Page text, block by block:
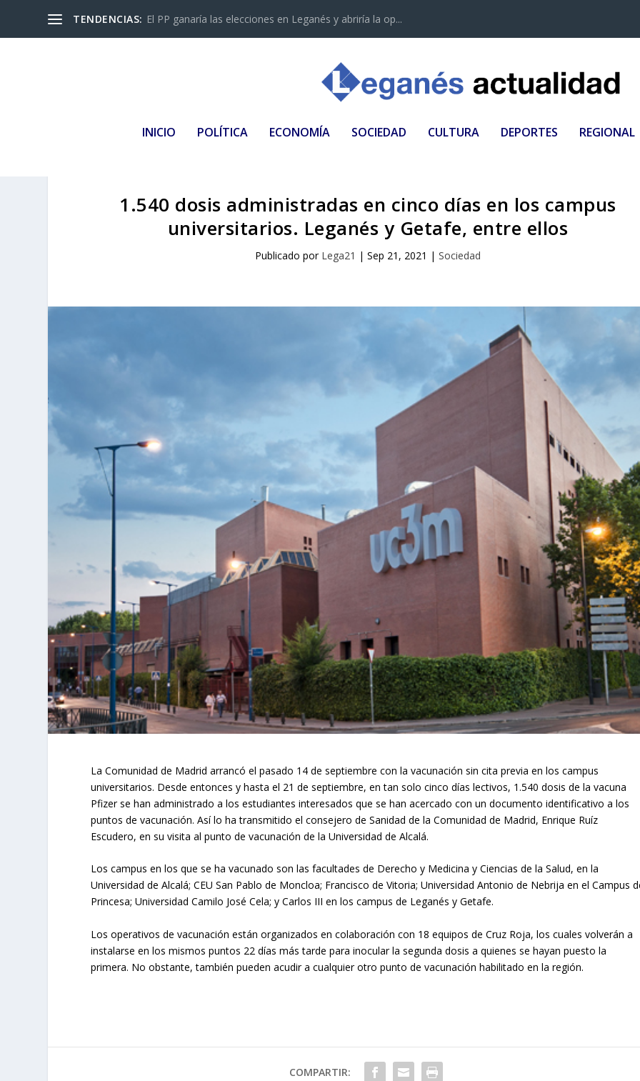
TENDENCIAS: El PP ganaría las elecciones en Leganés y abriría la op...
INICIO POLÍTICA ECONOMÍA SOCIEDAD CULTURA DEPORTES REGIONAL
1.540 dosis administradas en cinco días en los campus
universitarios. Leganés y Getafe, entre ellos
Publicado por Lega21 | Sep 21, 2021 | Sociedad
La Comunidad de Madrid arrancó el pasado 14 de septiembre con la vacunación sin cita previa en los campus
universitarios. Desde entonces y hasta el 21 de septiembre, en tan solo cinco días lectivos, 1.540 dosis de la vacuna
Pfizer se han administrado a los estudiantes interesados que se han acercado con un documento identificativo a los
puntos de vacunación. Así lo ha transmitido el consejero de Sanidad de la Comunidad de Madrid, Enrique Ruíz
Escudero, en su visita al punto de vacunación de la Universidad de Alcalá.
Los campus en los que se ha vacunado son las facultades de Derecho y Medicina y Ciencias de la Salud, en la
Universidad de Alcalá; CEU San Pablo de Moncloa; Francisco de Vitoria; Universidad Antonio de Nebrija en el Campus
Princesa; Universidad Camilo José Cela; y Carlos III en los campus de Leganés y Getafe.
Los operativos de vacunación están organizados en colaboración con 18 equipos de Cruz Roja, los cuales volverán a
instalarse en los mismos puntos 22 días más tarde para inocular la segunda dosis a quienes se hayan puesto la
primera. No obstante, también pueden acudir a cualquier otro punto de vacunación habilitado en la región.
COMPARTIR: